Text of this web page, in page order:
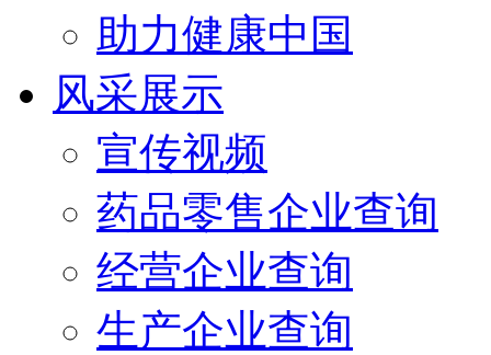
助力健康中国
风采展示
宣传视频
药品零售企业查询
经营企业查询
生产企业查询